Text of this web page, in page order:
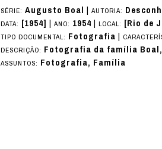
SÉRIE:Augusto Boal |AUTORIA:
DATA: [1954] |ANO: 1954|LOCAL: [Rio de
TIPO DOCUMENTAL: Fotografia|
DESCRIÇÃO: Fotografia da família
ASSUNTOS: Fotografia, Família